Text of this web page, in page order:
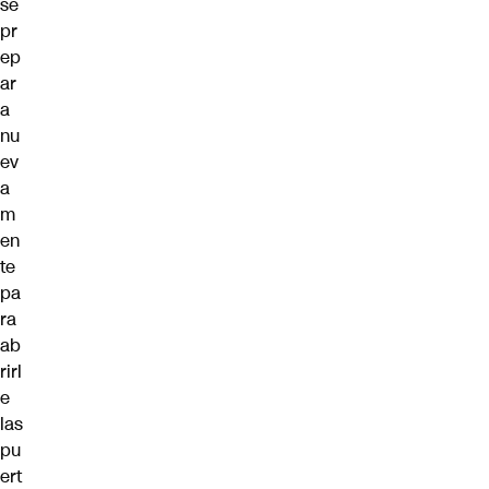
pr
ep
ar
a
nu
ev
a
m
en
te
pa
ra
ab
rirl
e
las
pu
ert